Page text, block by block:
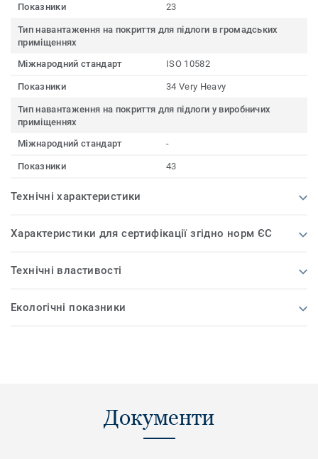
Показники 23
Тип навантаження на покриття для підлоги в громадських
приміщеннях
Міжнародний стандарт
ISO 10582
Показники 34 Very Heavy
Тип навантаження на покриття для підлоги у виробничих
приміщеннях
Міжнародний стандарт
-
Показники 43
Технічні характеристики
Характеристики для сертифікації згідно норм ЄС
Технічні властивості
Екологічні показники
Документи